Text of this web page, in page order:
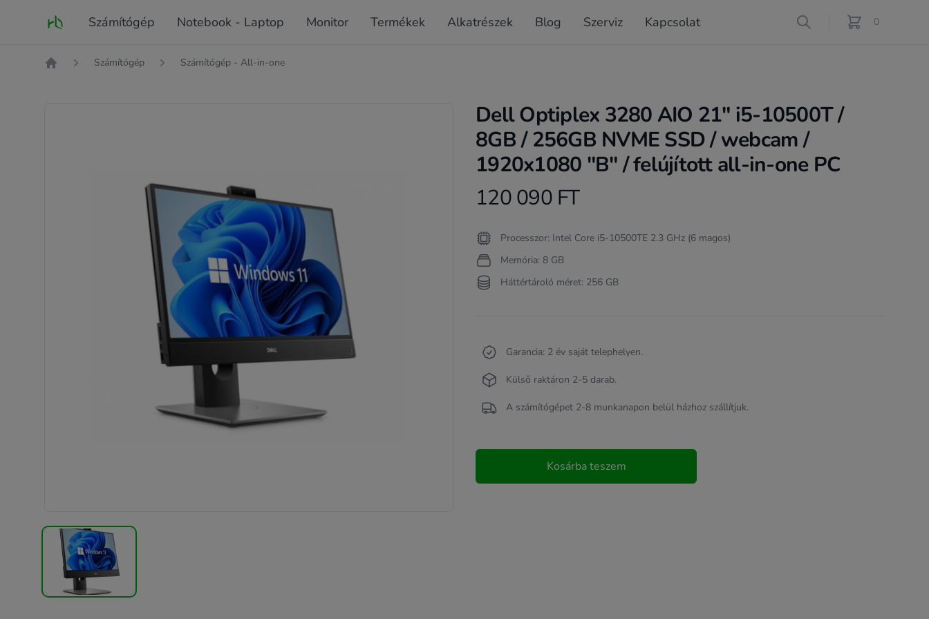
Fő oldal Számítógép Notebook - Laptop Monitor Termékek Alkatrészek Blog Szerviz Kapcsolat Search 0
féle termék a
Számítógép Számítógép - All-in-one
TERMÉK KÉP
Dell Optiplex 3280 AIO 21" i5-10500T /
8GB / 256GB NVME SSD / webcam /
1920x1080 "B" / felújított all-in-one PC
Product information
120 090 FT
Termékleírás
Processzor: Intel Core i5-10500TE 2.3 GHz (6 magos)
Memória: 8 GB
Háttértároló méret: 256 GB
Garancia: 2 év saját telephelyen.
Külső raktáron 2-5 darab.
A számítógépet 2-8 munkanapon belül házhoz szállítjuk.
Kosárba teszem